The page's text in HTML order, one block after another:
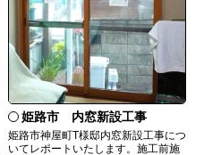
姫路市 内窓新設工事
姫路市神屋町T様邸内窓新設工事につ
いてレポートいたします。施工前施